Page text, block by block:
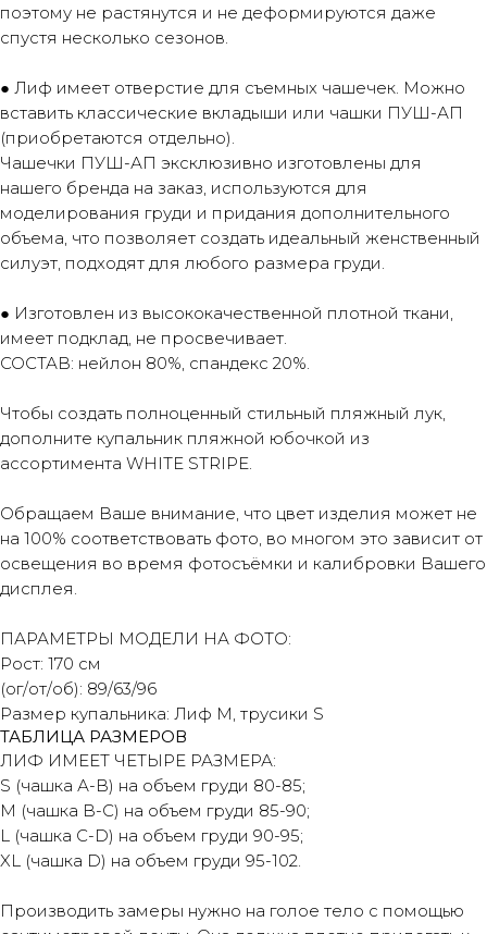
поэтому не растянутся и не деформируются даже
спустя несколько сезонов.
● Лиф имеет отверстие для съемных чашечек. Можно
вставить классические вкладыши или чашки ПУШ-АП
(приобретаются отдельно).
Чашечки ПУШ-АП эксклюзивно изготовлены для
нашего бренда на заказ, используются для
моделирования груди и придания дополнительного
объема, что позволяет создать идеальный женственный
силуэт, подходят для любого размера груди.
● Изготовлен из высококачественной плотной ткани,
имеет подклад, не просвечивает.
СОСТАВ: нейлон 80%, спандекс 20%.
Чтобы создать полноценный стильный пляжный лук,
дополните купальник пляжной юбочкой из
ассортимента WHITE STRIPE.
Обращаем Ваше внимание, что цвет изделия может не
на 100% соответствовать фото, во многом это зависит от
освещения во время фотосъёмки и калибровки Вашего
дисплея.
ПАРАМЕТРЫ МОДЕЛИ НА ФОТО:
Рост: 170 см
(ог/от/об): 89/63/96
Размер купальника: Лиф М, трусики S
ТАБЛИЦА РАЗМЕРОВ
ЛИФ ИМЕЕТ ЧЕТЫРЕ РАЗМЕРА:
S (чашка А-В) на объем груди 80-85;
М (чашка В-С) на объем груди 85-90;
L (чашка C-D) на объем груди 90-95;
XL (чашка D) на объем груди 95-102.
Производить замеры нужно на голое тело с помощью